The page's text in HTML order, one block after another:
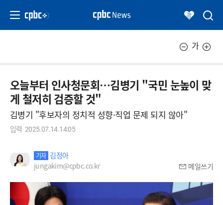
가
오늘부터 인사청문회…김병기 "국민 눈높이 맞
게 철저히 검증할 것"
김병기 "후보자의 정치적 성향·직업 문제 되지 않아"
입력 2025.07.14.14:05
기자 김정아
jungakim@cpbc.co.kr
메일쓰기